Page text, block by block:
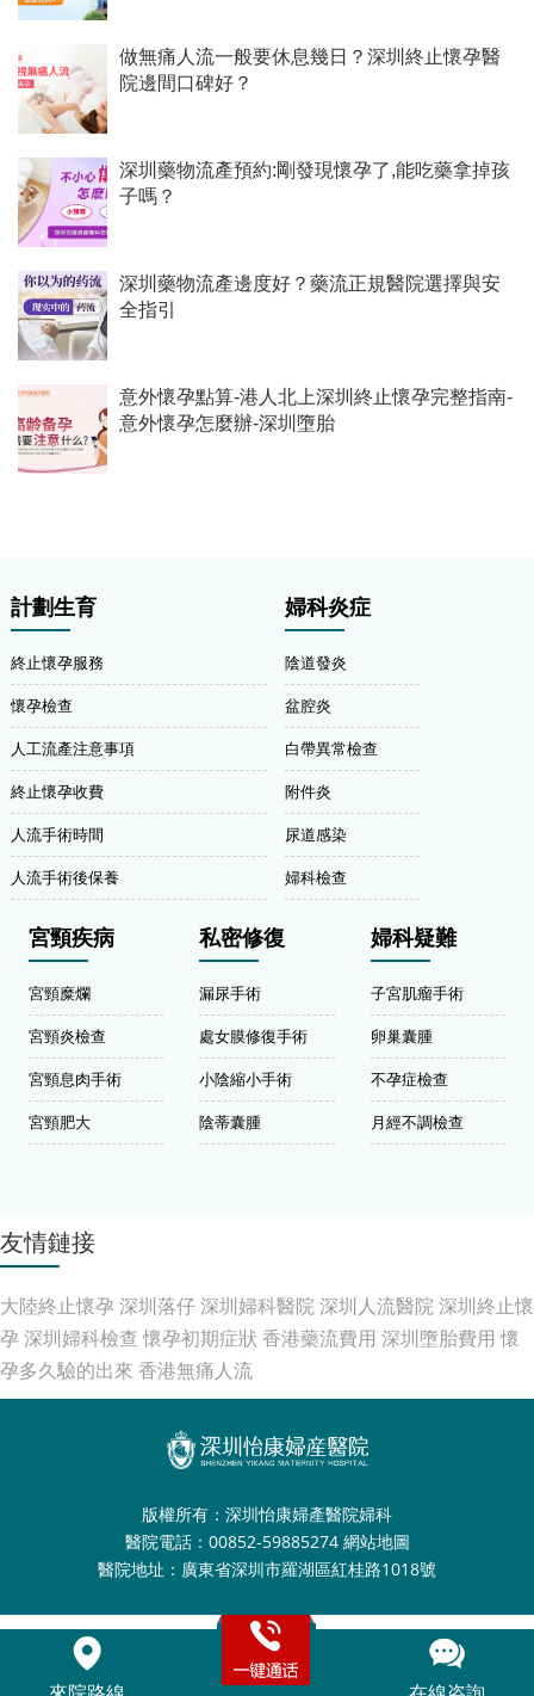
做無痛人流一般要休息幾日？深圳終止懷孕醫
院邊間口碑好？
深圳藥物流產預約:剛發現懷孕了,能吃藥拿掉孩
子嗎？
深圳藥物流產邊度好？藥流正規醫院選擇與安
全指引
意外懷孕點算-港人北上深圳終止懷孕完整指南-
意外懷孕怎麼辦-深圳墮胎
計劃生育
終止懷孕服務
懷孕檢查
人工流產注意事項
終止懷孕收費
人流手術時間
人流手術後保養
婦科炎症
陰道發炎
盆腔炎
白帶異常檢查
附件炎
尿道感染
婦科檢查
宮頸疾病
宮頸糜爛
宮頸炎檢查
宮頸息肉手術
宮頸肥大
私密修復
漏尿手術
處女膜修復手術
小陰縮小手術
陰蒂囊腫
婦科疑難
子宮肌瘤手術
卵巢囊腫
不孕症檢查
月經不調檢查
友情鏈接
大陸終止懷孕 深圳落仔深圳婦科醫院深圳人流醫院深圳終止懷
孕 深圳婦科檢查 懷孕初期症狀 香港藥流費用 深圳墮胎費用 懷
孕多久驗的出來 香港無痛人流
版權所有：深圳怡康婦產醫院婦科
醫院電話：00852-59885274 網站地圖
醫院地址：廣東省深圳市羅湖區紅桂路1018號